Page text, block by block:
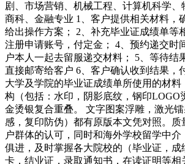
剧、市场营销、机械工程、计算机科学、
商科、金融专业 1、客户提供相关材料，
给出操作方案； 2、补充毕业证成绩单等
注册申请账号，付定金； 4、预约递交时
户本人一起去留服递交材料； 5、等待结
直接邮寄给客户 6、客户确认收到结果，
大学及学院的毕业证成绩单所使用的材
构（包括：水印，阴影底纹，钢印LOGO
金烫银复合重叠。 文字图案浮雕，激光
感，复印防伪）都有原版本文凭对照。质
户群体的认可，同时和海外学校留学中
俱进，及时掌握各大院校的（毕业证，成
卡，结业证，录取通知书，在读证明等相